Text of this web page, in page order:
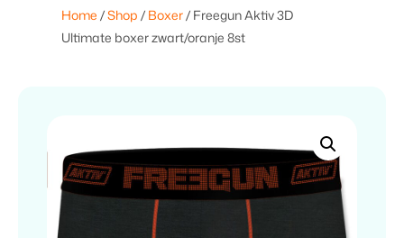
Home /Shop / Boxer/ Freegun Aktiv 3D
Ultimate boxer zwart/oranje 8st